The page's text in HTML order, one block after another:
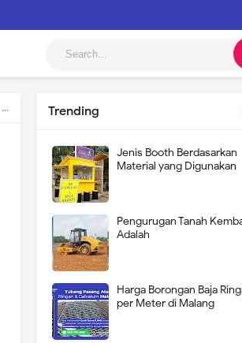
Trending
Jenis Booth Berdasarkan
Material yang Digunakan
Pengurugan Tanah
Adalah
Harga Borongan Baja
per Meter di Malang